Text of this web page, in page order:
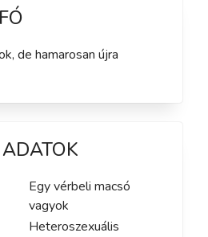
de hamarosan újra
Egy vérbeli macsó
vagyok
Heteroszexuális